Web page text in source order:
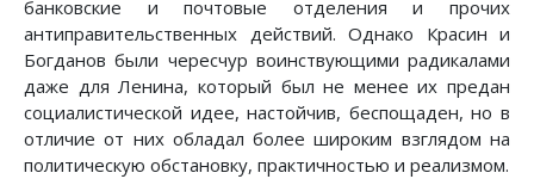
банковские и почтовые отделения и прочих
антиправительственных действий. Однако Красин и
Богданов были чересчур воинствующими радикалами
даже для Ленина, который был не менее их предан
социалистической идее, настойчив, беспощаден, но в
отличие от них обладал более широким взглядом на
политическую обстановку, практичностью и реализмом.